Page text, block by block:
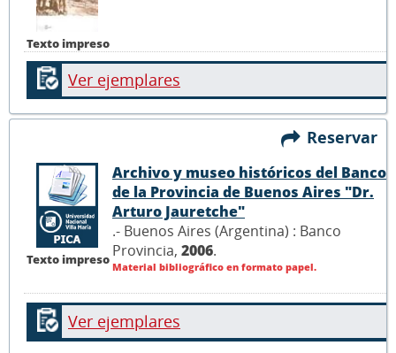
Texto impreso
Ver ejemplares
Reservar
Texto impreso
Archivo y museo históricos del Banco
de la Provincia de Buenos Aires "Dr.
Arturo Jauretche"
.- Buenos Aires (Argentina) : Banco
Provincia, 2006.
Material bibliográfico en formato papel.
Ver ejemplares